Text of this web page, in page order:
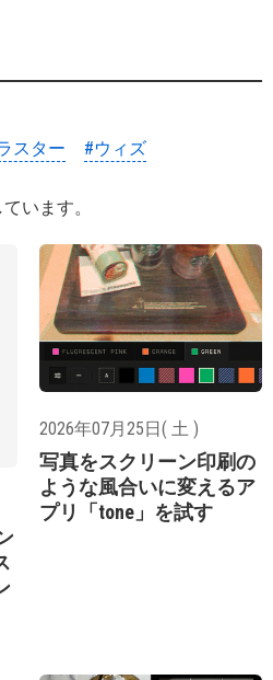
スター
#ウィズ
います。
2026年07月25日( 土 )
写真をスクリーン印刷の
ような風合いに変えるア
プリ「tone」を試す